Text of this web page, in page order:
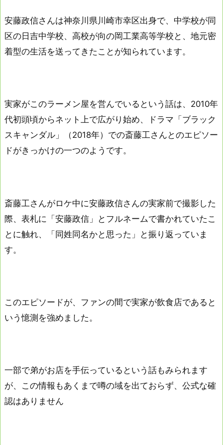
安藤政信さんは神奈川県川崎市幸区出身で、中学校が同
区の日吉中学校、高校が向の岡工業高等学校と、地元密
着型の生活を送ってきたことが知られています。
実家がこのラーメン屋を営んでいるという話は、2010年
代初頭頃からネット上で広がり始め、ドラマ「ブラック
スキャンダル」（2018年）での斎藤工さんとのエピソー
ドがきっかけの一つのようです。
斎藤工さんがロケ中に安藤政信さんの実家前で撮影した
際、表札に「安藤政信」とフルネームで書かれていたこ
とに触れ、「同姓同名かと思った」と振り返っていま
す。
このエピソードが、ファンの間で実家が飲食店であると
いう憶測を強めました。
一部で弟がお店を手伝っているという話もみられます
が、この情報もあくまで噂の域を出ておらず、公式な確
認はありません